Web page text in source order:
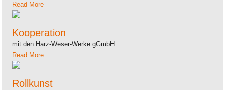
Read More
Kooperation
mit den Harz-Weser-Werke gGmbH
Read More
Rollkunst